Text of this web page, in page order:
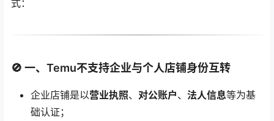
式：
🚫 一、Temu不支持企业与个人店铺身份互转
企业店铺是以营业执照、 对公账户、 法人信息等为基
础认证；